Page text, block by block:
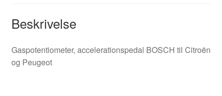
Beskrivelse
Gaspotentiometer, accelerationspedal BOSCH til Citroën
og Peugeot